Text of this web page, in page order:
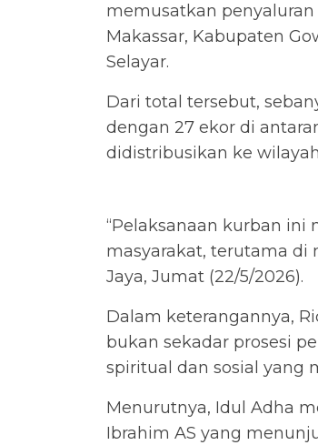
memusatkan
Makassar, Kabupaten
Selayar.
Dari total tersebut,
dengan 27 ekor di
didistribusikan ke
“Pelaksanaan kurban
masyarakat, terutama di
Jaya, Jumat (22/5/2026).
Dalam keterangannya,
bukan sekadar prosesi
spiritual dan sosial yang
Menurutnya, Idul Adha
Ibrahim AS yang